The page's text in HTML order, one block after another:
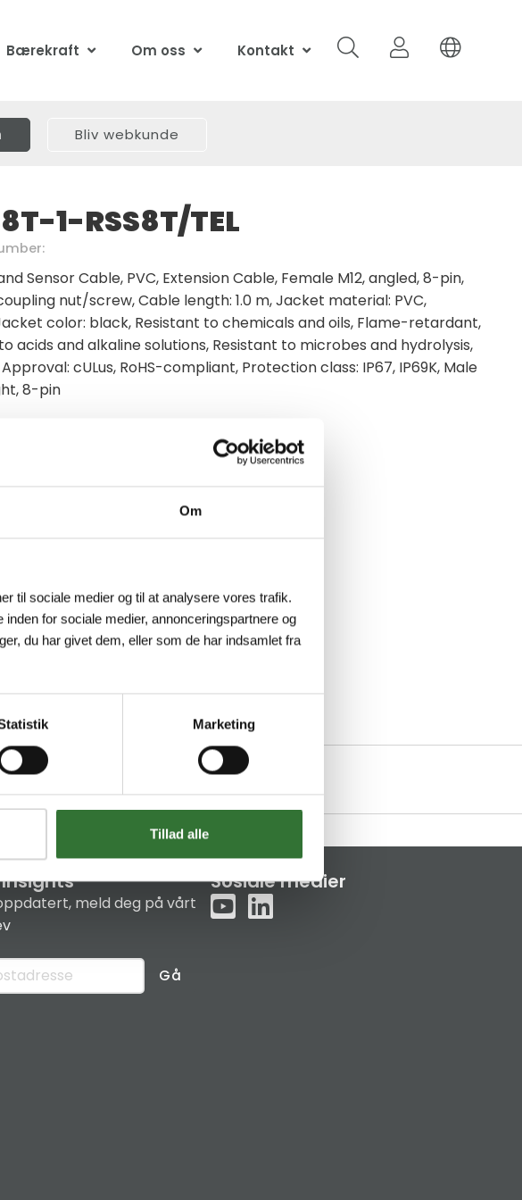
Om
til sociale medier og til at analysere vores trafik.
for sociale medier, annonceringspartnere og
du har givet dem, eller som de har indsamlet fra
Marketing
Tillad alle
Bærekraft Om oss Kontakt
Bliv webkunde
1-RSS8T/TEL
Sensor Cable, PVC, Extension Cable, Female M12, angled, 8-pin,
nut/screw, Cable length: 1.0 m, Jacket material: PVC,
color: black, Resistant to chemicals and oils, Flame-retardant,
acids and alkaline solutions, Resistant to microbes and hydrolysis,
Approval: cULus, RoHS-compliant, Protection class: IP67, IP69K, Male
8-pin
meld deg på vårt
Gå
Sosiale medier